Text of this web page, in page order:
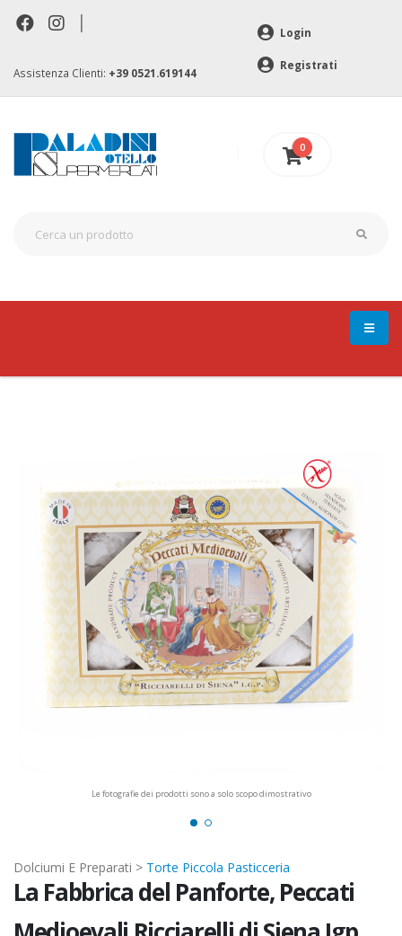
|
Assistenza Clienti: +39 0521.619144
Login
Registrati
0
Le fotografie dei prodotti sono a solo scopo dimostrativo
Dolciumi E Preparati > Torte Piccola Pasticceria
La Fabbrica del Panforte, Peccati